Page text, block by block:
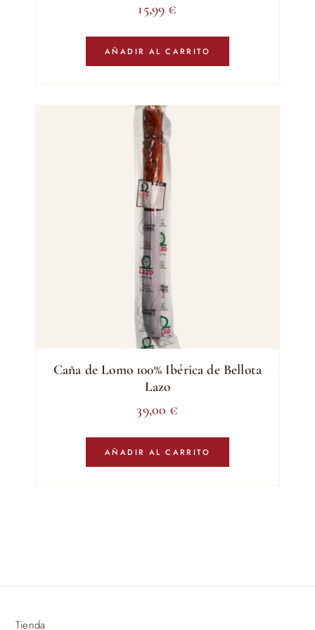
15,99 €
AÑADIR AL CARRITO
Caña de Lomo 100% Ibérica de Bellota
Lazo
39,00 €
AÑADIR AL CARRITO
Tienda